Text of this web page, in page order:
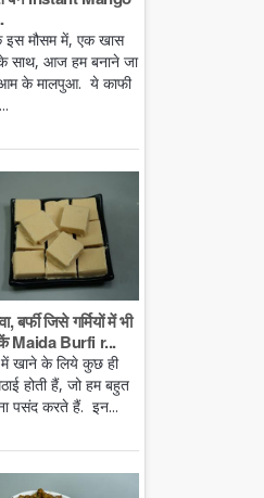
मौसम में, एक खास
साथ, आज हम बनाने जा
के मालपुआ. ये काफी
बर्फी जिसे गर्मियों में भी
Maida Burfi r...
में खाने के लिये कुछ ही
होती हैं, जो हम बहुत
पसंद करते हैं. इन...